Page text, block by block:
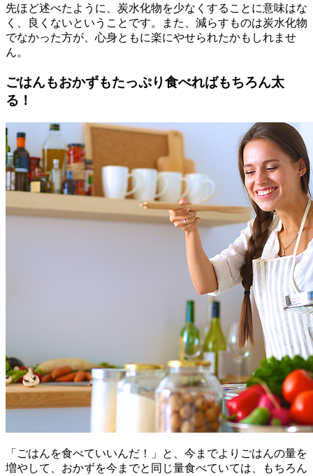
先ほど述べたように、炭水化物を少なくすることに意味はな
く、良くないということです。また、減らすものは炭水化物
でなかった方が、心身ともに楽にやせられたかもしれませ
ん。
ごはんもおかずもたっぷり食べればもちろん太
る！
「ごはんを食べていいんだ！」と、今までよりごはんの量を
増やして、おかずを今までと同じ量食べていては、もちろん